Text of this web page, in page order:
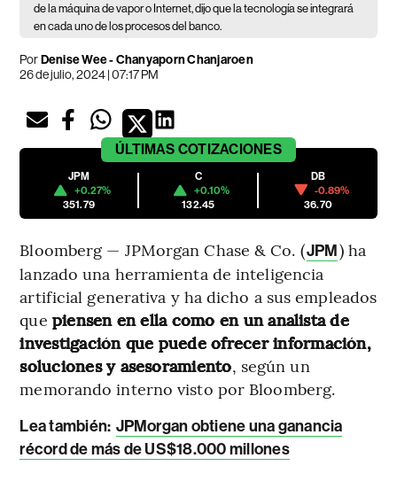
de la máquina de vapor o Internet, dijo que la tecnología se integrará
en cada uno de los procesos del banco.
PorDenise Wee - Chanyaporn Chanjaroen
26 de julio, 2024 | 07:17 PM
ÚLTIMAS COTIZACIONES
JPM
+0.27%
351.79
C
+0.10%
132.45
DB
-0.89%
36.70
Bloomberg — JPMorgan Chase & Co. (JPM) ha
lanzado una herramienta de inteligencia
artificial generativa y ha dicho a sus empleados
que piensen en ella como en un analista de
investigación que puede ofrecer información,
soluciones y asesoramiento, según un
memorando interno visto por Bloomberg.
Lea también: JPMorgan obtiene una ganancia
récord de más de US$18.000 millones